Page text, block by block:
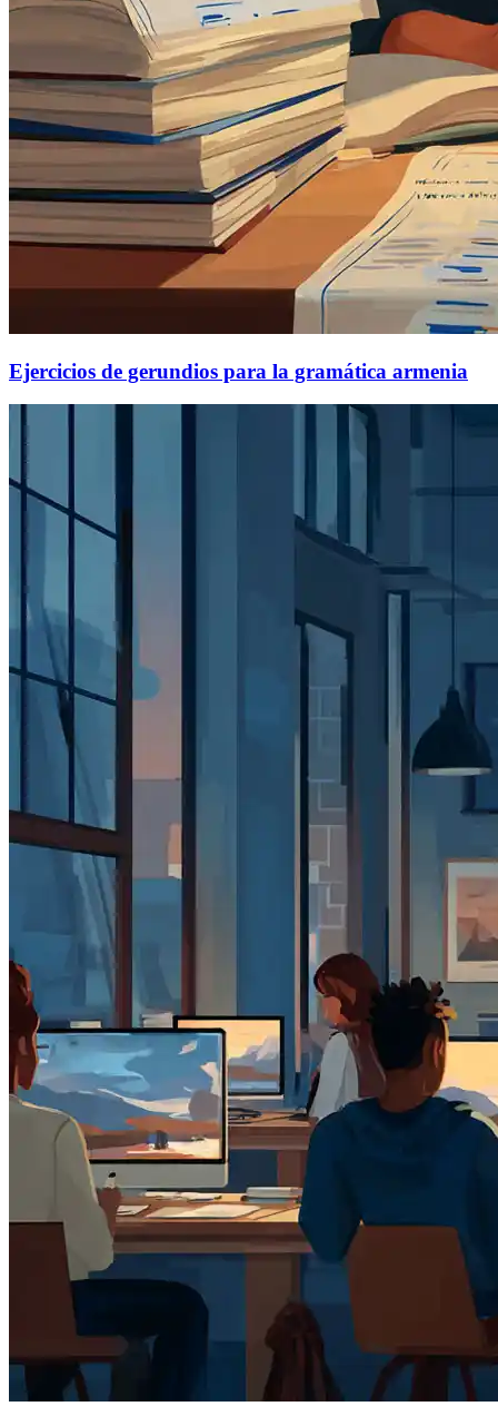
Ejercicios de gerundios para la gramática armenia